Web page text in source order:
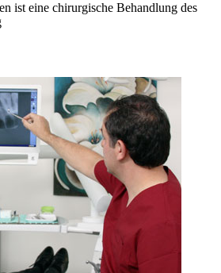
ist eine chirurgische Behandlung des